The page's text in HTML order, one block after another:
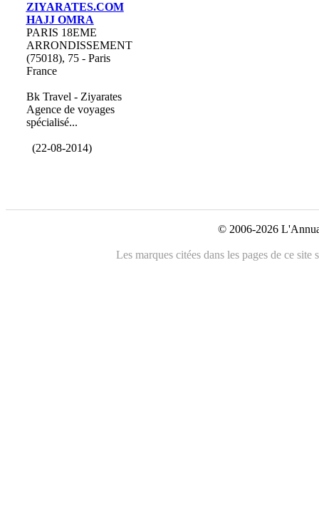
ZIYARATES.COM
HAJJ OMRA
PARIS 18EME
ARRONDISSEMENT
(75018), 75 - Paris
France
Bk Travel - Ziyarates
Agence de voyages
spécialisé...
(22-08-2014)
© 2006-2026
Les marques citées dans les pages de ce